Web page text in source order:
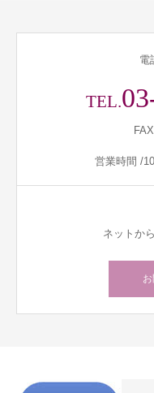
電
TEL.
営業時間 /
ネットか